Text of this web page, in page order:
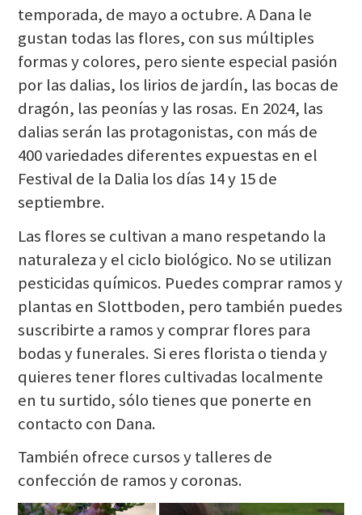
temporada, de mayo a octubre. A Dana le
gustan todas las flores, con sus múltiples
formas y colores, pero siente especial pasión
por las dalias, los lirios de jardín, las bocas de
dragón, las peonías y las rosas. En 2024, las
dalias serán las protagonistas, con más de
400 variedades diferentes expuestas en el
Festival de la Dalia los días 14 y 15 de
septiembre.
Las flores se cultivan a mano respetando la
naturaleza y el ciclo biológico. No se utilizan
pesticidas químicos. Puedes comprar ramos y
plantas en Slottboden, pero también puedes
suscribirte a ramos y comprar flores para
bodas y funerales. Si eres florista o tienda y
quieres tener flores cultivadas localmente
en tu surtido, sólo tienes que ponerte en
contacto con Dana.
También ofrece cursos y talleres de
confección de ramos y coronas.